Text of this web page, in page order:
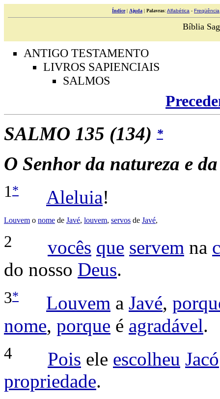
Índice| Ajuda | Palavras: Alfabética - Freqüência
Bíblia
ANTIGO TESTAMENTO
LIVROS SAPIENCIAIS
SALMOS
SALMO 135 (134) *
O Senhor da natureza e
1* Aleluia!
Louvem o nome de Javé, louvem, servos de Javé,
2 vocês que servem na
do nosso Deus.
3* Louvem a Javé,
nome, porque é agradável.
4 Pois ele escolheu Jacó
propriedade.